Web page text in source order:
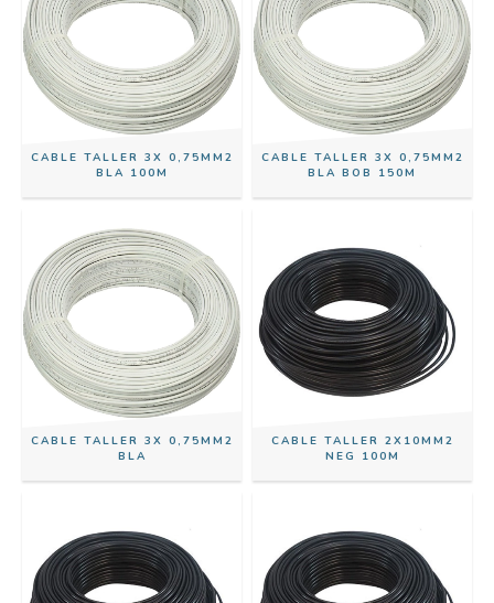
CABLE TALLER 3X 0,75MM2
BLA 100M
CABLE TALLER 3X 0,75MM2
BLA BOB 150M
CABLE TALLER 3X 0,75MM2
BLA
CABLE TALLER 2X10MM2
NEG 100M